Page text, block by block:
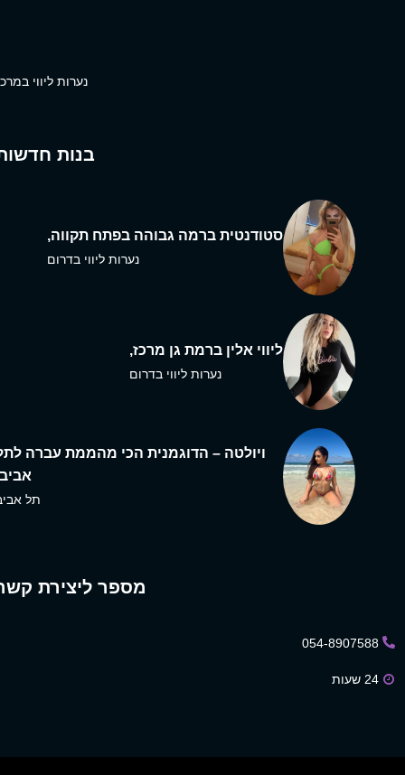
נערות ליווי
בנות
סטודנטית ברמה גבוהה בפתח תקווה,
נערות ליווי בדרום
ליווי אלין ברמת גן מרכז,
נערות ליווי בדרום
ויולטה – הדוגמנית הכי מהממת עברה
תל
מספר ליצירת
054-8907588
24 שעות